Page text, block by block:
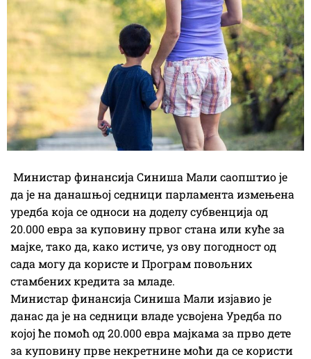
Министар финансија Синиша Мали саопштио је
да је на данашњој седници парламента измењена
уредба која се односи на доделу субвенција од
20.000 евра за куповину првог стана или куће за
мајке, тако да, како истиче, уз ову погодност од
сада могу да користе и Програм повољних
стамбених кредита за младе.
Министар финансија Синиша Мали изјавио је
данас да је на седници владе усвојена Уредба по
којој ће помоћ од 20.000 евра мајкама за прво дете
за куповину прве некретнине моћи да се користи